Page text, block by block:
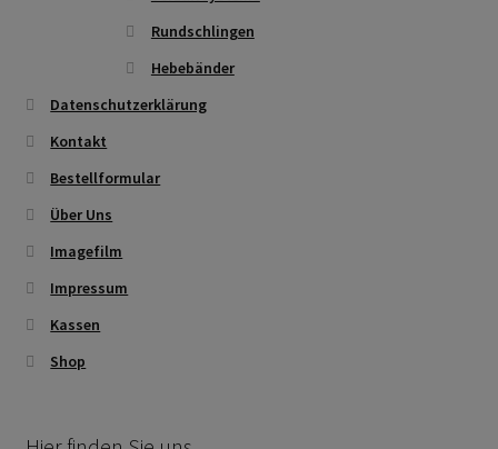
Rundschlingen
Hebebänder
Datenschutzerklärung
Kontakt
Bestellformular
Über Uns
Imagefilm
Impressum
Kassen
Shop